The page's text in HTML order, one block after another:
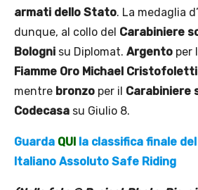
armati dello Stato. La medaglia
dunque, al collo del Carabiniere
Bologni su Diplomat. Argento per
Fiamme Oro Michael Cristofoletti
mentre bronzo per il Carabiniere
Codecasa su Giulio 8.
Guarda QUI la classifica finale
Italiano Assoluto Safe Riding